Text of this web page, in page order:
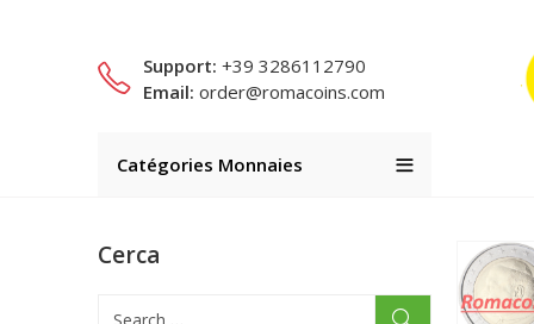
Support: +39 3286112790
Email: order@romacoins.com
Catégories Monnaies
Cerca